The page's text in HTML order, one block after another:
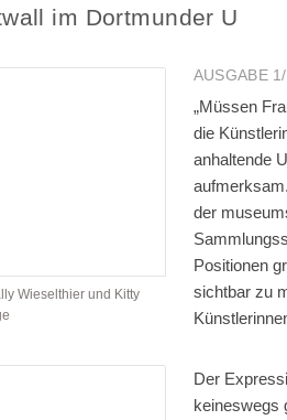
im Dortmunder U
Wieselthier und Kitty
AUSGABE
„Müssen
die
anhaltende
der
Positionen
sichtbar zu
Der
keineswegs